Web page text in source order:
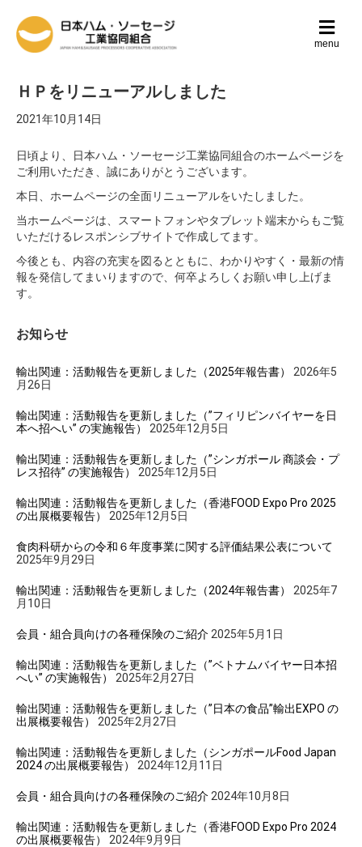
メ
ニ
menu
ＨＰをリニューアルしました
2021年10月14日
日頃より、日本ハム・ソーセージ工業協同組合のホームページを
ご利用いただき、誠にありがとうございます。
本日、ホームページの全面リニューアルをいたしました。
当ホームページは、スマートフォンやタブレット端末からもご覧
いただけるレスポンシブサイトで作成してます。
今後とも、内容の充実を図るとともに、わかりやすく・最新の情
報を発信してまいりますので、何卒よろしくお願い申し上げま
す。
お知らせ
輸出関連：活動報告を更新しました（2025年報告書）
2026年5
月26日
輸出関連：活動報告を更新しました（”フィリピンバイヤーを日
本へ招へい” の実施報告）
2025年12月5日
輸出関連：活動報告を更新しました（”シンガポール 商談会・プ
レス招待” の実施報告）
2025年12月5日
輸出関連：活動報告を更新しました（香港FOOD Expo Pro 2025
の出展概要報告）
2025年12月5日
食肉科研からの令和６年度事業に関する評価結果公表について
2025年9月29日
輸出関連：活動報告を更新しました（2024年報告書）
2025年7
月10日
会員・組合員向けの各種保険のご紹介 2025年5月1日
輸出関連：活動報告を更新しました（”ベトナムバイヤー日本招
へい” の実施報告）
2025年2月27日
輸出関連：活動報告を更新しました（”日本の食品”輸出EXPO の
出展概要報告）
2025年2月27日
輸出関連：活動報告を更新しました（シンガポールFood Japan
2024 の出展概要報告）
2024年12月11日
会員・組合員向けの各種保険のご紹介 2024年10月8日
輸出関連：活動報告を更新しました（香港FOOD Expo Pro 2024
の出展概要報告）
2024年9月9日